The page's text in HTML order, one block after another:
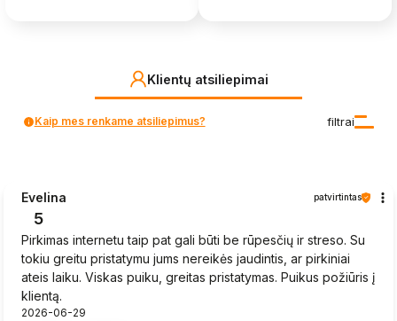
Klientų atsiliepimai
filtrai
Kaip mes renkame atsiliepimus?
Evelina patvirtintas
5
Pirkimas internetu taip pat gali būti be rūpesčių ir streso. Su
tokiu greitu pristatymu jums nereikės jaudintis, ar pirkiniai
ateis laiku. Viskas puiku, greitas pristatymas. Puikus požiūris į
klientą.
2026-06-29